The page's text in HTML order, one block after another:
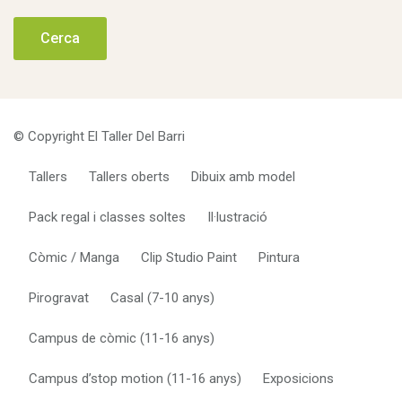
© Copyright El Taller Del Barri
Tallers Tallers oberts Dibuix amb model
Pack regal i classes soltes Il·lustració
Còmic / Manga Clip Studio Paint Pintura
Pirogravat Casal (7-10 anys)
Campus de còmic (11-16 anys)
Campus d’stop motion (11-16 anys) Exposicions